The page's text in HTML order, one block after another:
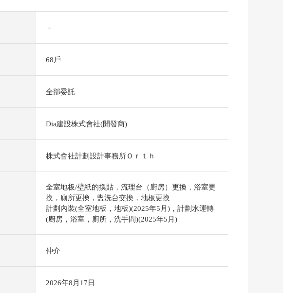
－
68戶
全部委託
Dia建設株式會社(開發商)
株式會社計劃設計事務所Ｏｒｔｈ
全室地板/壁紙的換貼，流理台（廚房）更換，浴室更
換，廁所更換，盥洗台交換，地板更換
計劃內裝(全室地板，地板)(2025年5月)，計劃水運轉
(廚房，浴室，廁所，洗手間)(2025年5月)
仲介
2026年8月17日